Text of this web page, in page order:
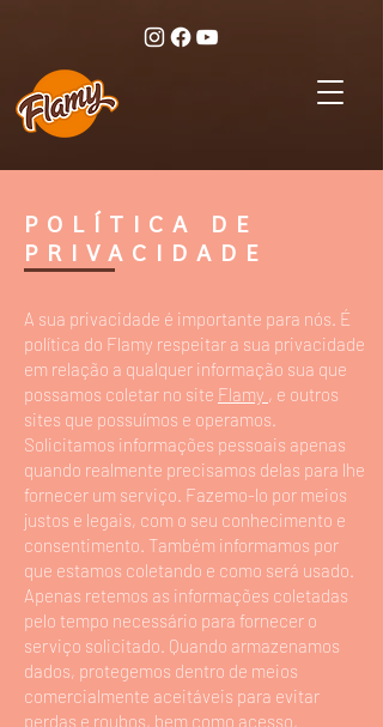
POLÍTICA DE
PRIVACIDADE
A sua privacidade é importante para nós. É
política do Flamy respeitar a sua privacidade
em relação a qualquer informação sua que
possamos coletar no site Flamy , e outros
sites que possuímos e operamos.
Solicitamos informações pessoais apenas
quando realmente precisamos delas para lhe
fornecer um serviço. Fazemo-lo por meios
justos e legais, com o seu conhecimento e
consentimento. Também informamos por
que estamos coletando e como será usado.
Apenas retemos as informações coletadas
pelo tempo necessário para fornecer o
serviço solicitado. Quando armazenamos
dados, protegemos dentro de meios
comercialmente aceitáveis ​​para evitar
perdas e roubos, bem como acesso,